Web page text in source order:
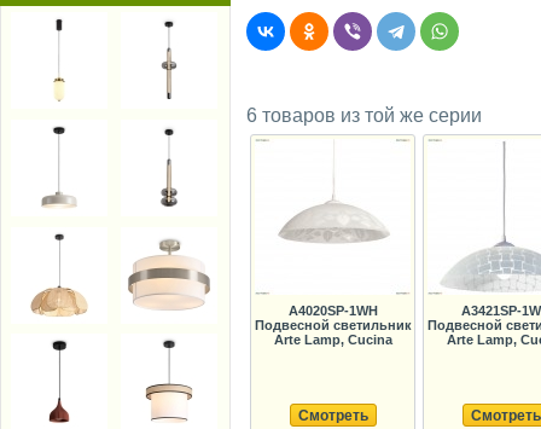
6 товаров из той же серии
A4020SP-1WH
Подвесной светильник
Arte Lamp, Cucina
Смотреть
A3421SP-
Подвесной
Arte Lamp,
Смотреть